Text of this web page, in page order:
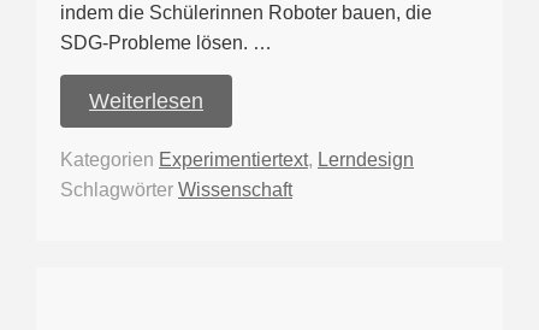
indem die Schülerinnen Roboter bauen, die
SDG-Probleme lösen. …
Weiterlesen
Kategorien Experimentiertext, Lerndesign
Schlagwörter Wissenschaft